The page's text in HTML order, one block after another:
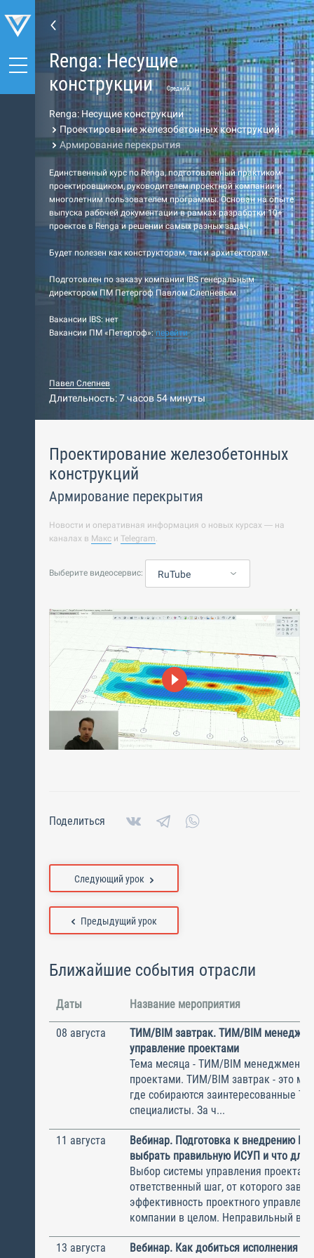
Renga: Несущие
конструкции
Средний
Renga: Несущие конструкции
Проектирование железобетонных конструкций
Армирование перекрытия
Единственный курс по Renga, подготовленный практиком-
проектировщиком, руководителем проектной компании и
многолетним пользователем программы. Основан на опыте
выпуска рабочей документации в рамках разработки 10+
проектов в Renga и решении самых разных задач.
Будет полезен как конструкторам, так и архитекторам.
Подготовлен по заказу компании IBS генеральным
директором ПМ Петергоф Павлом Слепневым.
Вакансии IBS: нет
Вакансии ПМ «Петергоф»:перейти
Павел Слепнев
Длительность: 7 часов 54 минуты
Проектирование железобетонных
конструкций
Армирование перекрытия
Новости и оперативная информация о новых курсах — на
каналах в Макс и Telegram.
Выберите видеосервис: RuTube
Поделиться
Предыдущий урок
Следующий урок
Ближайшие события отрасли
Даты Название мероприятия
08 августа
ТИМ/BIM завтрак. ТИМ/BIM
управление проектами
Тема месяца - ТИМ/BIM менеджмент и
проектами. ТИМ/BIM завтрак - это
где собираются заинтересованные
специалисты. За ч...
11 августа
Вебинар. Подготовка к внедрению
выбрать правильную ИСУП и что для
Выбор системы управления
ответственный шаг, от которого
эффективность проектного
компании в целом. Неправильный
13 августа
Вебинар. Как добиться исполнения